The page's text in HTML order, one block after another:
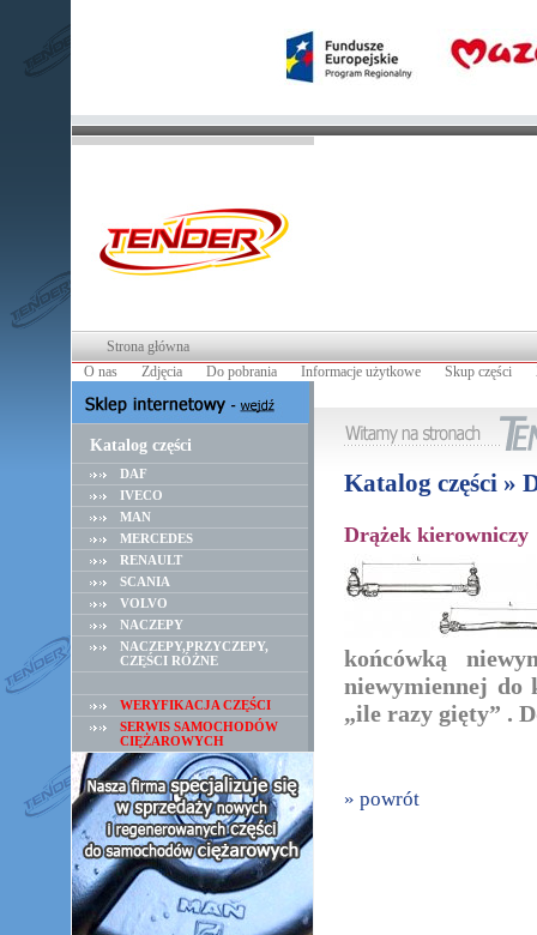
Strona główna
O nas
Zdjęcia Do pobrania Informacje użytkowe Skup części
Katalog części
DAF
IVECO
MAN
MERCEDES
RENAULT
SCANIA
VOLVO
NACZEPY
NACZEPY,PRZYCZEPY,
CZĘŚCI RÓŻNE
WERYFIKACJA CZĘŚCI
SERWIS SAMOCHODÓW
CIĘŻAROWYCH
Katalog części »
Drążek kierowniczy
końcówką
niewymiennej
„ile razy gięty” .
» powrót